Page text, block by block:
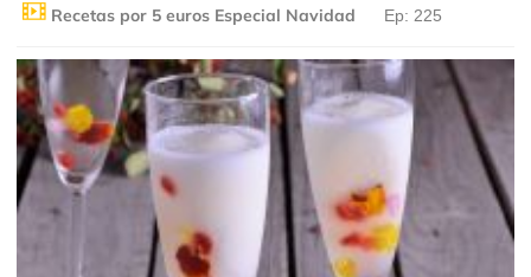
Recetas por 5 euros Especial Navidad Ep: 225